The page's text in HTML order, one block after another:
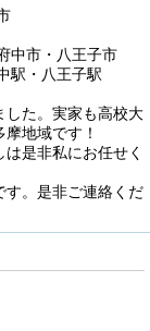
中市・八王子市
駅・八王子駅
した。実家も高校大
地域です！
是非私にお任せく
す。是非ご連絡くだ